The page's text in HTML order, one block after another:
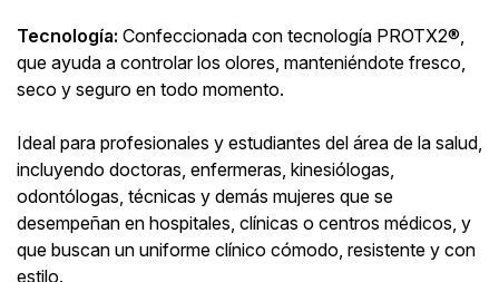
Tecnología: Confeccionada con tecnología PROTX2®,
que ayuda a controlar los olores, manteniéndote fresco,
seco y seguro en todo momento.
Ideal para profesionales y estudiantes del área de la salud,
incluyendo doctoras, enfermeras, kinesiólogas,
odontólogas, técnicas y demás mujeres que se
desempeñan en hospitales, clínicas o centros médicos, y
que buscan un uniforme clínico cómodo, resistente y con
estilo.